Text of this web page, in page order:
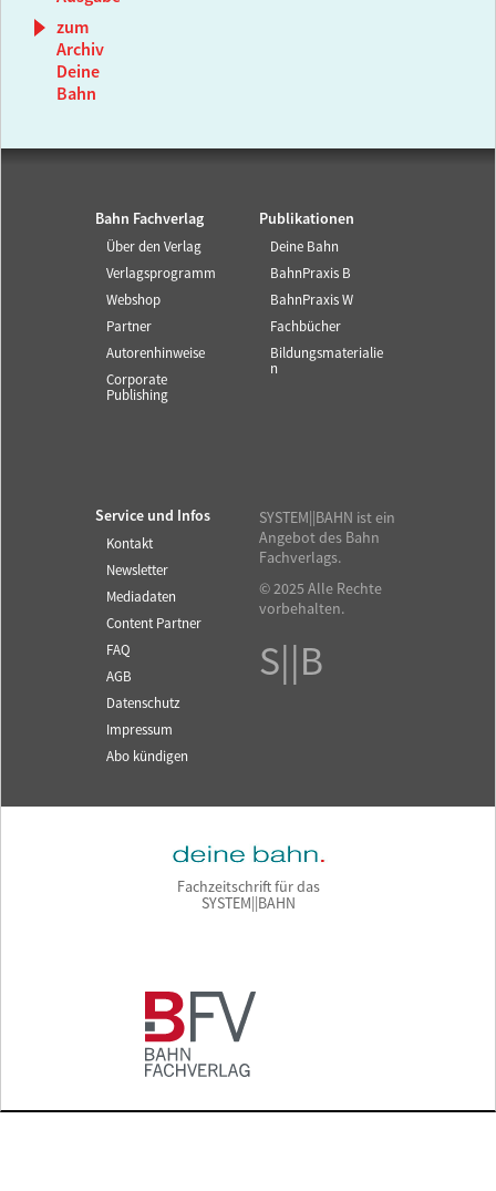
zum
Archiv
Deine
Bahn
Bahn Fachverlag
Über den Verlag
Verlagsprogramm
Webshop
Partner
Autorenhinweise
Corporate
Publishing
Publikationen
Deine Bahn
BahnPraxis B
BahnPraxis W
Fachbücher
Bildungsmaterialie
n
Service und Infos
Kontakt
Newsletter
Mediadaten
Content Partner
FAQ
AGB
Datenschutz
Impressum
Abo kündigen
SYSTEM||BAHN ist ein
Angebot des Bahn
Fachverlags.
© 2025 Alle Rechte
vorbehalten.
S||B
Fachzeitschrift für das
SYSTEM||BAHN